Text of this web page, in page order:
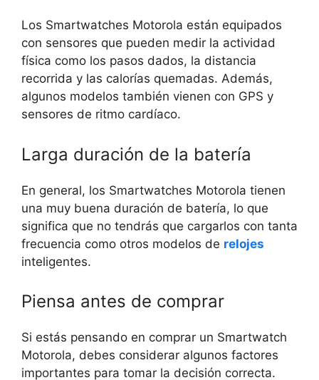
Los Smartwatches Motorola están equipados
con sensores que pueden medir la actividad
física como los pasos dados, la distancia
recorrida y las calorías quemadas. Además,
algunos modelos también vienen con GPS y
sensores de ritmo cardíaco.
Larga duración de la batería
En general, los Smartwatches Motorola tienen
una muy buena duración de batería, lo que
significa que no tendrás que cargarlos con tanta
frecuencia como otros modelos de relojes
inteligentes.
Piensa antes de comprar
Si estás pensando en comprar un Smartwatch
Motorola, debes considerar algunos factores
importantes para tomar la decisión correcta.